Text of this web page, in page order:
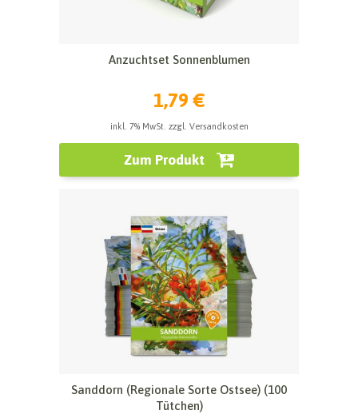
Anzuchtset Sonnenblumen
1,79 €
inkl. 7% MwSt. zzgl. Versandkosten
Zum Produkt
Sanddorn (Regionale Sorte Ostsee) (100
Tütchen)